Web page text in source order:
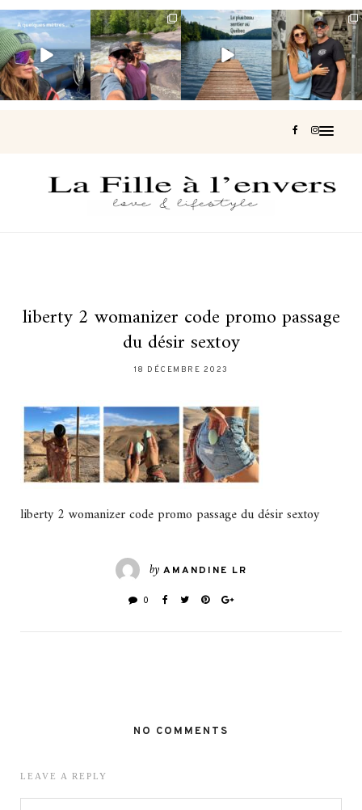
Voir une baleine
en photo, c’est
impressionnant
🐋...
Les Laurentides,
le Québec
version nature.
...
Et si je te disais
qu’il existe un
sentier où tu...
127 37
Montréal, une
très belle
surprise 🇨🇦
450
liberty 2 womanizer code promo passage
du désir sextoy
18 DÉCEMBRE 2023
liberty 2 womanizer code promo passage du désir sextoy
by AMANDINE LR
0
NO COMMENTS
LEAVE A REPLY